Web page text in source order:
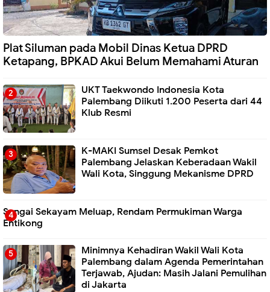
Plat Siluman pada Mobil Dinas Ketua DPRD
Ketapang, BPKAD Akui Belum Memahami Aturan
UKT Taekwondo Indonesia Kota
Palembang Diikuti 1.200 Peserta dari 44
Klub Resmi
K-MAKI Sumsel Desak Pemkot
Palembang Jelaskan Keberadaan Wakil
Wali Kota, Singgung Mekanisme DPRD
Sungai Sekayam Meluap, Rendam Permukiman Warga
Entikong
Minimnya Kehadiran Wakil Wali Kota
Palembang dalam Agenda Pemerintahan
Terjawab, Ajudan: Masih Jalani Pemulihan
di Jakarta